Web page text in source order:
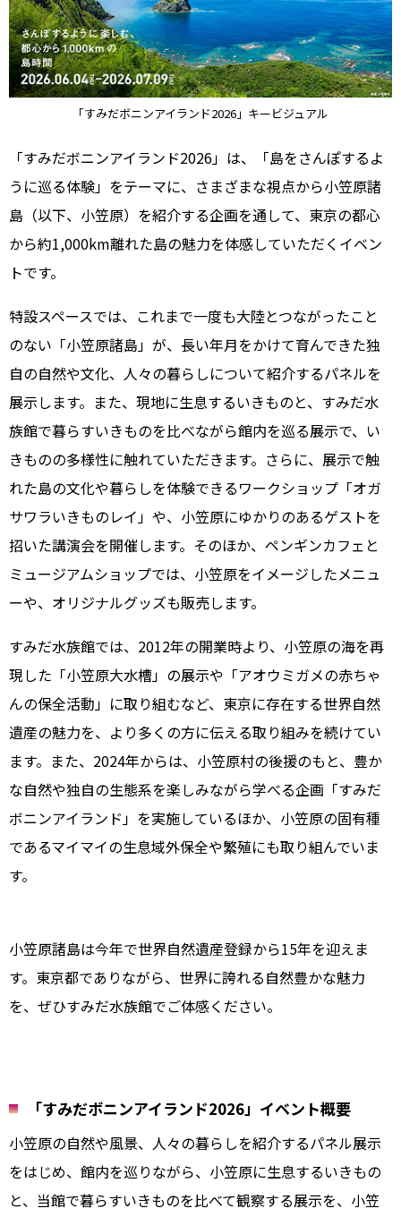
「すみだボニンアイランド2026」キービジュアル
「すみだボニンアイランド2026」は、「島をさんぽするよ
うに巡る体験」をテーマに、さまざまな視点から小笠原諸
島（以下、小笠原）を紹介する企画を通して、東京の都心
から約1,000km離れた島の魅力を体感していただくイベン
トです。
特設スペースでは、これまで一度も大陸とつながったこと
のない「小笠原諸島」が、長い年月をかけて育んできた独
自の自然や文化、人々の暮らしについて紹介するパネルを
展示します。また、現地に生息するいきものと、すみだ水
族館で暮らすいきものを比べながら館内を巡る展示で、い
きものの多様性に触れていただきます。さらに、展示で触
れた島の文化や暮らしを体験できるワークショップ「オガ
サワラいきものレイ」や、小笠原にゆかりのあるゲストを
招いた講演会を開催します。そのほか、ペンギンカフェと
ミュージアムショップでは、小笠原をイメージしたメニュ
ーや、オリジナルグッズも販売します。
すみだ水族館では、2012年の開業時より、小笠原の海を再
現した「小笠原大水槽」の展示や「アオウミガメの赤ちゃ
んの保全活動」に取り組むなど、東京に存在する世界自然
遺産の魅力を、より多くの方に伝える取り組みを続けてい
ます。また、2024年からは、小笠原村の後援のもと、豊か
な自然や独自の生態系を楽しみながら学べる企画「すみだ
ボニンアイランド」を実施しているほか、小笠原の固有種
であるマイマイの生息域外保全や繁殖にも取り組んでいま
す。
小笠原諸島は今年で世界自然遺産登録から15年を迎えま
す。東京都でありながら、世界に誇れる自然豊かな魅力
を、ぜひすみだ水族館でご体感ください。
「すみだボニンアイランド2026」イベント概要
小笠原の自然や風景、人々の暮らしを紹介するパネル展示
をはじめ、館内を巡りながら、小笠原に生息するいきもの
と、当館で暮らすいきものを比べて観察する展示を、小笠